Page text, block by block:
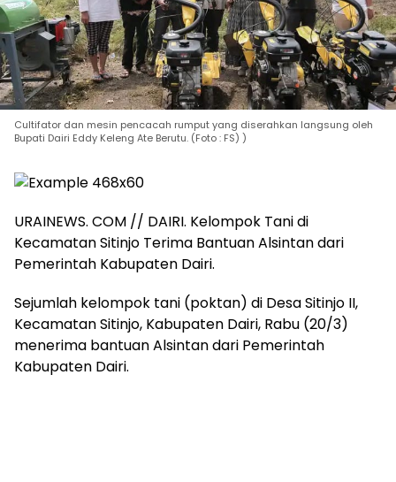
Cultifator dan mesin pencacah rumput yang diserahkan langsung oleh
Bupati Dairi Eddy Keleng Ate Berutu. (Foto : FS) )
URAINEWS. COM // DAIRI. Kelompok Tani di
Kecamatan Sitinjo Terima Bantuan Alsintan dari
Pemerintah Kabupaten Dairi.
Sejumlah kelompok tani (poktan) di Desa Sitinjo II,
Kecamatan Sitinjo, Kabupaten Dairi, Rabu (20/3)
menerima bantuan Alsintan dari Pemerintah
Kabupaten Dairi.